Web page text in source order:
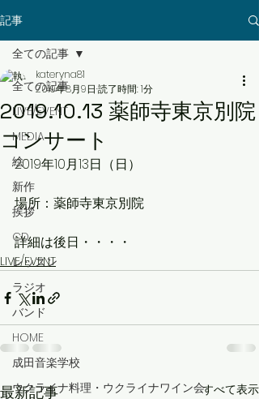
記事
全ての記事
LIVE/EVENT
MEDIA
絵
新作
挨拶
CD
レッスン
ラジオ
バンド
HOME
成田音楽学校
ウクライナ料理・ウクライナワイン会
全ての記事
2019.10.13 薬師寺東京別院
コンサート
kateryna81
2019年8月9日 読了時間: 1分
2019年10月13日（日）
場所：薬師寺東京別院
詳細は後日・・・・
LIVE/EVENT
最新記事 すべて表示